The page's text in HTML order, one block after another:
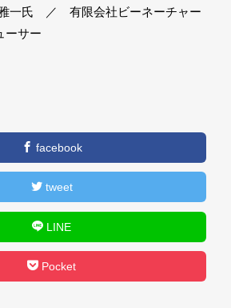
一氏 ／ 有限会社ビーネーチャー
ーサー
facebook
tweet
LINE
Pocket